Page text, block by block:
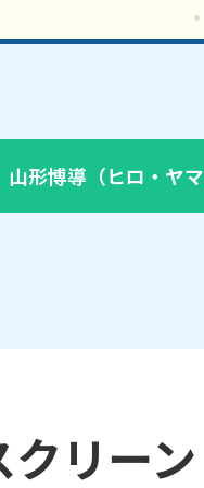
山形博導（ヒロ・ヤ
リー